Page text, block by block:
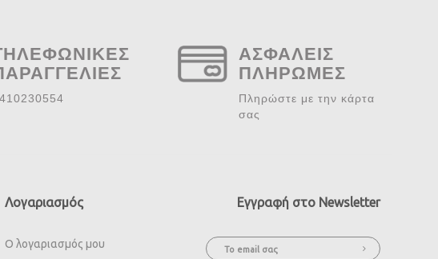
ΑΣΦΑΛΕΙΣ
ΠΛΗΡΩΜΕΣ
Πληρώστε με την κάρτα
σας
Λογαριασμός
Ο λογαριασμός μου
Εγγραφή στο Newsletter